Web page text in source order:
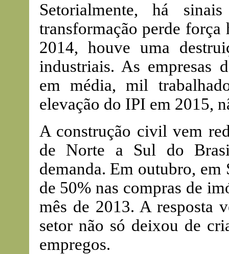
Setorialmente, há
transformação perde força
2014, houve uma
industriais. As empresas
em média, mil
elevação do IPI em 2015,
A construção civil vem
de Norte a Sul do
demanda. Em outubro,
de 50% nas compras de
mês de 2013. A resposta
setor não só deixou de
empregos.